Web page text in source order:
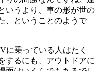
いうより、車の形が世の
、ということのようで
に乗っている人はたく
するにも、アウトドアに